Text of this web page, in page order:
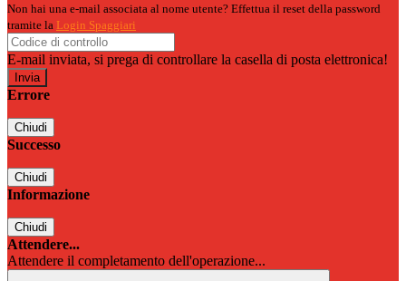
Non hai una e-mail associata al nome utente? Effettua il reset della password
tramite la Login Spaggiari
E-mail inviata, si prega di controllare la casella di posta elettronica!
Errore
Chiudi
Successo
Chiudi
Informazione
Chiudi
Attendere...
Attendere il completamento dell'operazione...